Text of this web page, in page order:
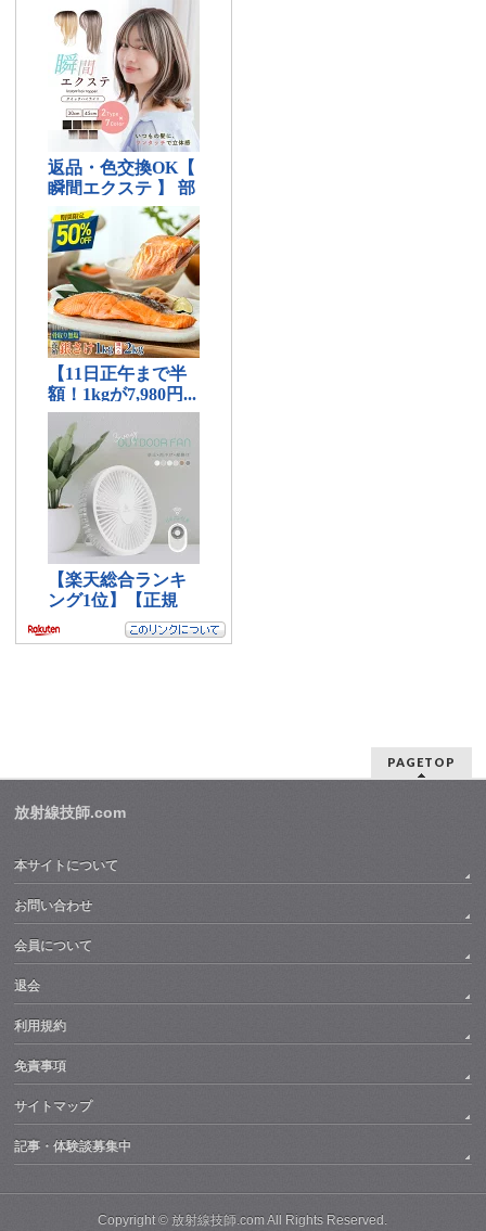
PAGETOP
放射線技師.com
本サイトについて
お問い合わせ
会員について
退会
利用規約
免責事項
サイトマップ
記事・体験談募集中
Copyright ©放射線技師.comAll Rights Reserved.